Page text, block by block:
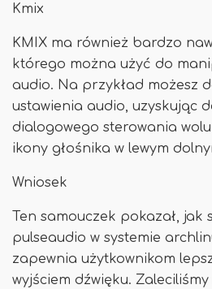
Kmix
KMIX ma również bardzo
którego można użyć do
audio. Na przykład możesz
ustawienia audio, uzyskując
dialogowego sterowania
ikony głośnika w lewym
Wniosek
Ten samouczek pokazał, jak
pulseaudio w systemie
zapewnia użytkownikom
wyjściem dźwięku.